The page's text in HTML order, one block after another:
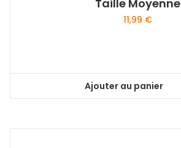
Taille Moyenne
11,99 €
Ajouter au panier